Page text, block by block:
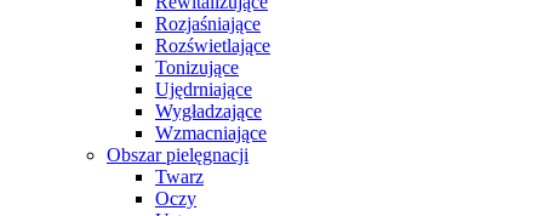
Rozjaśniające
Rozświetlające
Tonizujące
Ujędrniające
Wygładzające
Wzmacniające
Obszar pielęgnacji
Twarz
Oczy